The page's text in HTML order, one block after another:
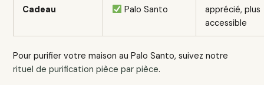
Cadeau Palo Santo
apprécié, plus
accessible
Pour purifier votre maison au Palo Santo, suivez notre
rituel de purification pièce par pièce.